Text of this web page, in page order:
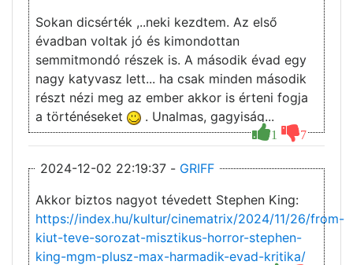
1 7
Sokan dicsérték ,..neki kezdtem. Az első
évadban voltak jó és kimondottan
semmitmondó részek is. A második évad egy
nagy katyvasz lett... ha csak minden második
részt nézi meg az ember akkor is érteni fogja
a történéseket
. Unalmas, gagyiság...
2024-12-02 22:19:37 - GRIFF
Akkor biztos nagyot tévedett Stephen King:
https://index.hu/kultur/cinematrix/2024/11/26/from-
kiut-teve-sorozat-misztikus-horror-stephen-
king-mgm-plusz-max-harmadik-evad-kritika/